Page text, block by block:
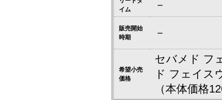
イム
－
販売開始
時期
－
希望小売
価格
セバメド フ
ド フェイス
（本体価格